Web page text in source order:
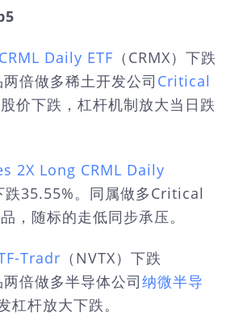
Daily ETF （CRMX）下跌
倍做多稀土开发公司 Critical
股价下跌，杠杆机制放大当日跌
2X Long CRML Daily
跌35.55%。同属做多Critical
，随标的走低同步承压。
Tradr （NVTX）下跌
倍做多半导体公司纳微半导
杠杆放大下跌。